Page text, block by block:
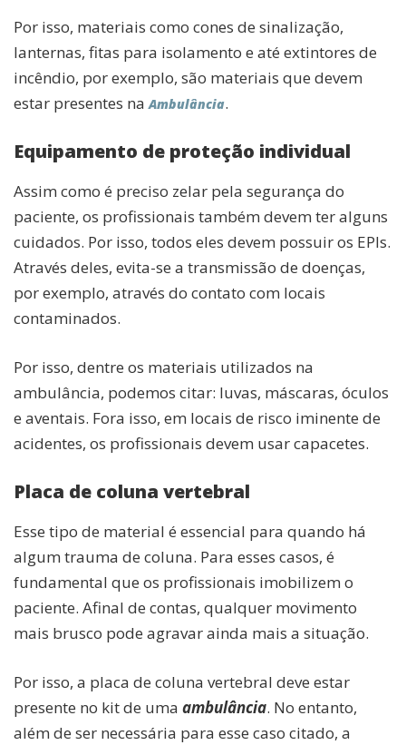
Por isso, materiais como cones de sinalização,
lanternas, fitas para isolamento e até extintores de
incêndio, por exemplo, são materiais que devem
estar presentes naAmbulância.
Equipamento de proteção individual
Assim como é preciso zelar pela segurança do
paciente, os profissionais também devem ter alguns
cuidados. Por isso, todos eles devem possuir os EPIs.
Através deles, evita-se a transmissão de doenças,
por exemplo, através do contato com locais
contaminados.
Por isso, dentre os materiais utilizados na
ambulância, podemos citar: luvas, máscaras, óculos
e aventais. Fora isso, em locais de risco iminente de
acidentes, os profissionais devem usar capacetes.
Placa de coluna vertebral
Esse tipo de material é essencial para quando há
algum trauma de coluna. Para esses casos, é
fundamental que os profissionais imobilizem o
paciente. Afinal de contas, qualquer movimento
mais brusco pode agravar ainda mais a situação.
Por isso, a placa de coluna vertebral deve estar
presente no kit de uma ambulância. No entanto,
além de ser necessária para esse caso citado, a